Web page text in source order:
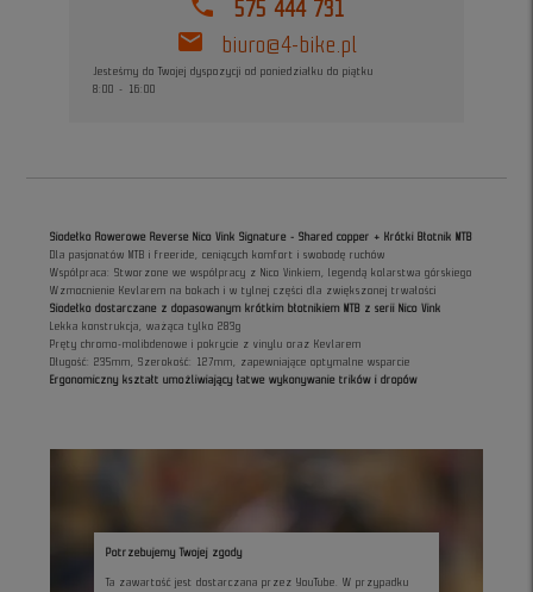
575 444 731
mail biuro@4-bike.pl
Jesteśmy do Twojej dyspozycji od poniedziałku do piątku
8:00 - 16:00
Siodełko Rowerowe Reverse Nico Vink Signature - Shared copper + Krótki Błotnik MTB
Dla pasjonatów MTB i freeride, ceniących komfort i swobodę ruchów
Współpraca: Stworzone we współpracy z Nico Vinkiem, legendą kolarstwa górskiego
Wzmocnienie Kevlarem na bokach i w tylnej części dla zwiększonej trwałości
Siodełko dostarczane z dopasowanym krótkim błotnikiem MTB z serii Nico Vink
Lekka konstrukcja, ważąca tylko 283g
Pręty chromo-molibdenowe i pokrycie z vinylu oraz Kevlarem
Długość: 235mm, Szerokość: 127mm, zapewniające optymalne wsparcie
Ergonomiczny kształt umożliwiający łatwe wykonywanie trików i dropów
Potrzebujemy Twojej zgody
Ta zawartość jest dostarczana przez YouTube. W przypadku